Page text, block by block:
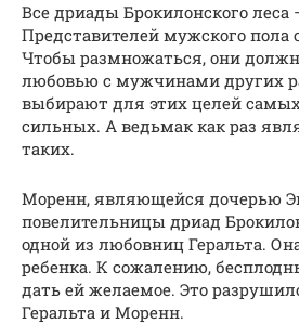
Все дриады Брокилонского
Представителей мужского пола
Чтобы размножаться, они
любовью с мужчинами других
выбирают для этих целей
сильных. А ведьмак как раз
таких.
Моренн, являющейся дочерью
повелительницы дриад
одной из любовниц Геральта.
ребенка. К сожалению,
дать ей желаемое. Это
Геральта и Моренн.